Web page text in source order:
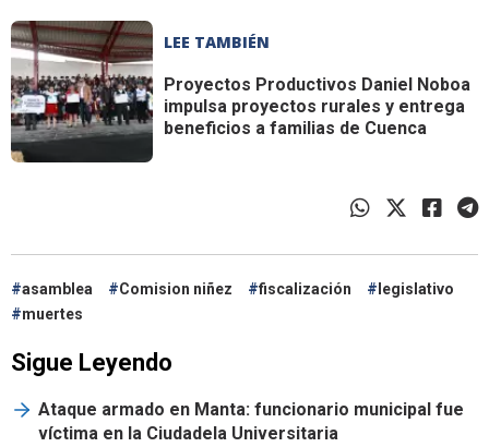
LEE TAMBIÉN
Proyectos Productivos Daniel Noboa
impulsa proyectos rurales y entrega
beneficios a familias de Cuenca
asamblea Comision niñez fiscalización
legislativo
muertes
Sigue Leyendo
Ataque armado en Manta: funcionario municipal fue
víctima en la Ciudadela Universitaria